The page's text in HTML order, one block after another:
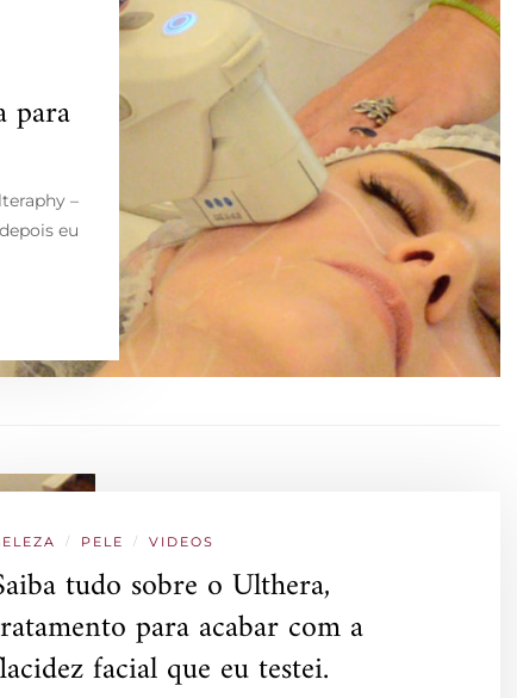
para
–
eu
/ PELE / VIDEOS
tudo sobre o Ulthera,
para acabar com a
facial que eu testei.